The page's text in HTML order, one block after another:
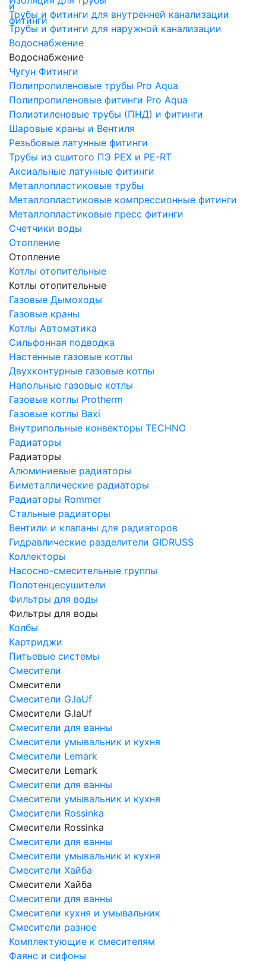
Трубы и фитинги для внутренней канализации
Трубы и фитинги для наружной канализации
Водоснабжение
Водоснабжение
Чугун Фитинги
Полипропиленовые трубы Pro Aqua
Полипропиленовые фитинги Pro Aqua
Полиэтиленовые трубы (ПНД) и фитинги
Шаровые краны и Вентиля
Резьбовые латунные фитинги
Трубы из сшитого ПЭ PEX и PE-RT
Аксиальные латунные фитинги
Металлопластиковые трубы
Металлопластиковые компрессионные фитинги
Металлопластиковые пресс фитинги
Счетчики воды
Отопление
Отопление
Котлы отопительные
Котлы отопительные
Газовые Дымоходы
Газовые краны
Котлы Автоматика
Сильфонная подводка
Настенные газовые котлы
Двухконтурные газовые котлы
Напольные газовые котлы
Газовые котлы Protherm
Газовые котлы Baxi
Внутрипольные конвекторы TECHNO
Радиаторы
Радиаторы
Алюминиевые радиаторы
Биметаллические радиаторы
Радиаторы Rommer
Стальные радиаторы
Вентили и клапаны для радиаторов
Гидравлические разделители GIDRUSS
Коллекторы
Насосно-смесительные группы
Полотенцесушители
Фильтры для воды
Фильтры для воды
Колбы
Картриджи
Питьевые системы
Смесители
Смесители
Смесители G.laUf
Смесители G.laUf
Смесители для ванны
Смесители умывальник и кухня
Смесители Lemark
Смесители Lemark
Смесители для ванны
Смесители умывальник и кухня
Смесители Rossinka
Смесители Rossinka
Смесители для ванны
Смесители умывальник и кухня
Смесители Хайба
Смесители Хайба
Смесители для ванны
Смесители кухня и умывальник
Смесители разное
Комплектующие к смесителям
Фаянс и сифоны